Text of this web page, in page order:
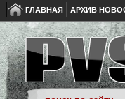
ГЛАВНАЯ АРХИВ